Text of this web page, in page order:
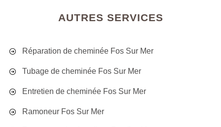
AUTRES SERVICES
Réparation de cheminée Fos Sur Mer
Tubage de cheminée Fos Sur Mer
Entretien de cheminée Fos Sur Mer
Ramoneur Fos Sur Mer